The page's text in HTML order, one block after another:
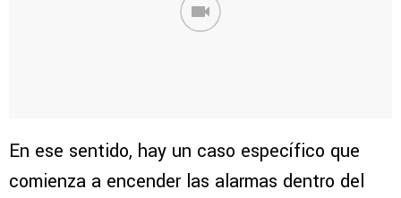
En ese sentido, hay un caso específico que
comienza a encender las alarmas dentro del